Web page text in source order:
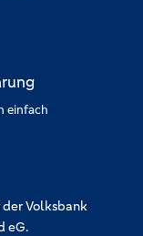
einfach
Volksbank
eG.